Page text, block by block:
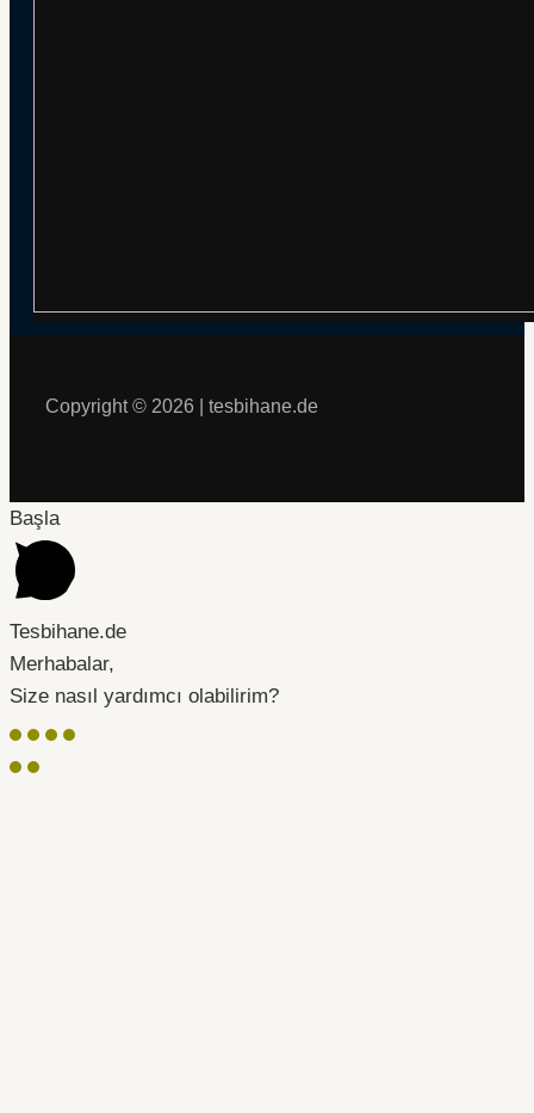
Copyright © 2026 | tesbihane.de
Başla
Tesbihane.de
Merhabalar,
Size nasıl yardımcı olabilirim?